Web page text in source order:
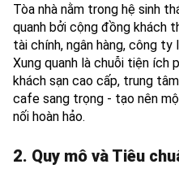
Tòa nhà nằm trong hệ sinh
quanh bởi cộng đồng khách
tài chính, ngân hàng, công ty
Xung quanh là chuỗi tiện ích
khách sạn cao cấp, trung
cafe sang trọng - tạo nên
nối hoàn hảo.
2. Quy mô và Tiêu